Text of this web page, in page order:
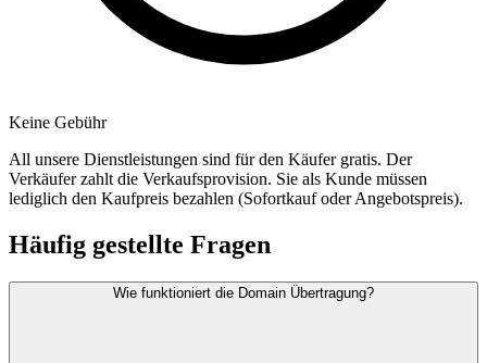
Keine Gebühr
All unsere Dienstleistungen sind für den Käufer gratis. Der
Verkäufer zahlt die Verkaufsprovision. Sie als Kunde müssen
lediglich den Kaufpreis bezahlen (Sofortkauf oder Angebotspreis).
Häufig gestellte Fragen
Wie funktioniert die Domain Übertragung?